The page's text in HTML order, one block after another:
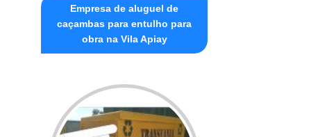
Empresa de aluguel de
caçambas para entulho para
obra na Vila Apiay